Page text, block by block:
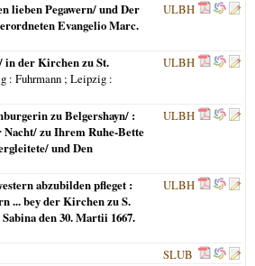
lieben Pegawern/ und Der
Evangelio Marc.
ULBH
in der Kirchen zu St.
: Fuhrmann ; Leipzig :
ULBH
zu Belgershayn/ :
Nacht/ zu Ihrem Ruhe-Bette
und Den
ULBH
abzubilden pfleget :
... bey der Kirchen zu S.
den 30. Martii 1667.
ULBH
SLUB